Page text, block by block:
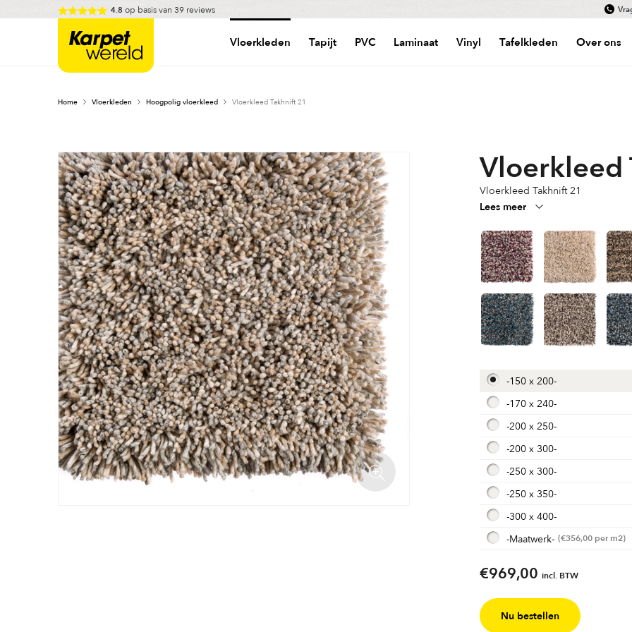
to
4.8 op basis van 39 reviews
Karpetwereld Vloerkleden Tapijt PVC Laminaat Vinyl Tafelkleden Over ons
Home Vloerkleden Hoogpolig vloerkleed Vloerkleed Takhnift 21
Vloerkleed
Vloerkleed Takhnift 21
Lees meer
-150 x 200-
-170 x 240-
-200 x 250-
-200 x 300-
-250 x 300-
-250 x 350-
-300 x 400-
-Maatwerk- €356,00
€969,00incl. BTW
Nu bestellen